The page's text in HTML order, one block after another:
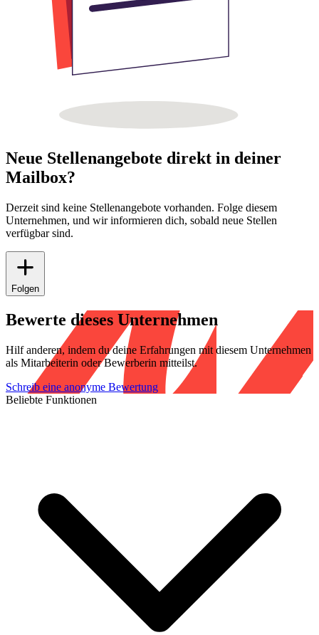
Neue Stellenangebote direkt in deiner
Mailbox?
Derzeit sind keine Stellenangebote vorhanden. Folge diesem
Unternehmen, und wir informieren dich, sobald neue Stellen
verfügbar sind.
Folgen
Bewerte dieses Unternehmen
Hilf anderen, indem du deine Erfahrungen mit diesem Unternehmen
als Mitarbeiterin oder Bewerberin mitteilst.
Schreib eine anonyme Bewertung
Beliebte Funktionen